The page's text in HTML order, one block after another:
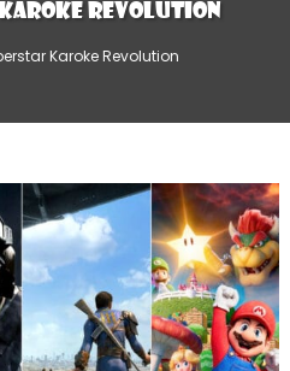
Revolution
Karoke Revolution